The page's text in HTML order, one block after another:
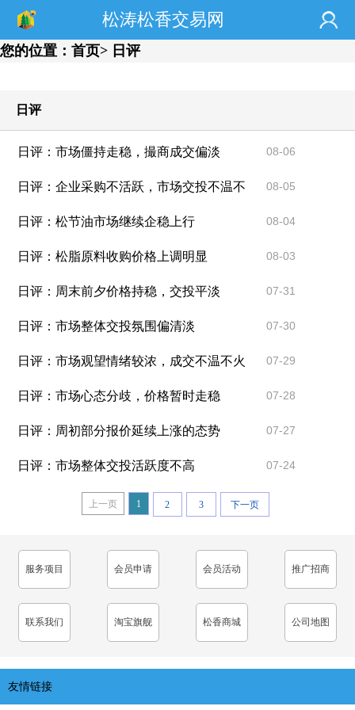
松涛松香交易网
您的位置： 首页> 日评
日评
日评：市场僵持走稳，撮商成交偏淡 08-06
日评：企业采购不活跃，市场交投不温不
火
08-05
日评：松节油市场继续企稳上行 08-04
日评：松脂原料收购价格上调明显 08-03
日评：周末前夕价格持稳，交投平淡 07-31
日评：市场整体交投氛围偏清淡 07-30
日评：市场观望情绪较浓，成交不温不火 07-29
日评：市场心态分歧，价格暂时走稳 07-28
日评：周初部分报价延续上涨的态势 07-27
日评：市场整体交投活跃度不高 07-24
上一页 1 2 3 下一页
服务项目 会员申请 会员活动 推广招商
联系我们 淘宝旗舰 松香商城 公司地图
友情链接